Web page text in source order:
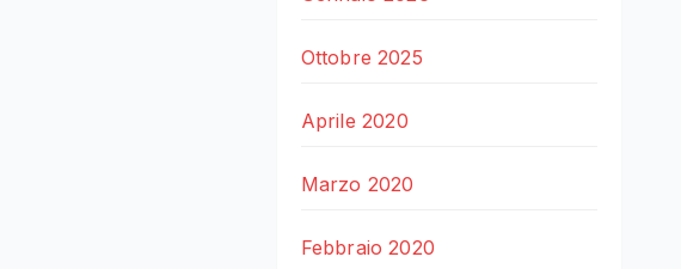
Ottobre 2025
Aprile 2020
Marzo 2020
Febbraio 2020